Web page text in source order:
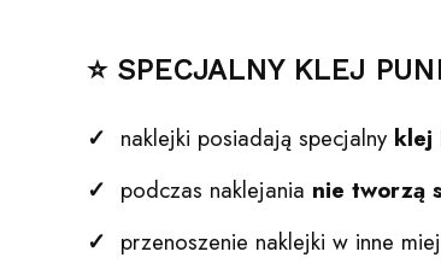
⭐ SPECJALNY KLEJ
✓ naklejki posiadają specjalny klej
✓ podczas naklejania nie tworzą
✓ przenoszenie naklejki w inne